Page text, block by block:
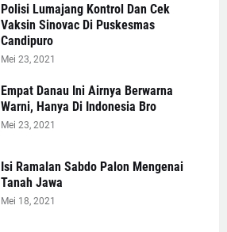
Polisi Lumajang Kontrol Dan Cek
Vaksin Sinovac Di Puskesmas
Candipuro
Mei 23, 2021
Empat Danau Ini Airnya Berwarna
Warni, Hanya Di Indonesia Bro
Mei 23, 2021
Isi Ramalan Sabdo Palon Mengenai
Tanah Jawa
Mei 18, 2021